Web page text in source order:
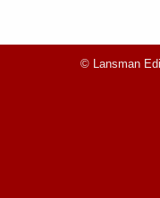
© Lansman